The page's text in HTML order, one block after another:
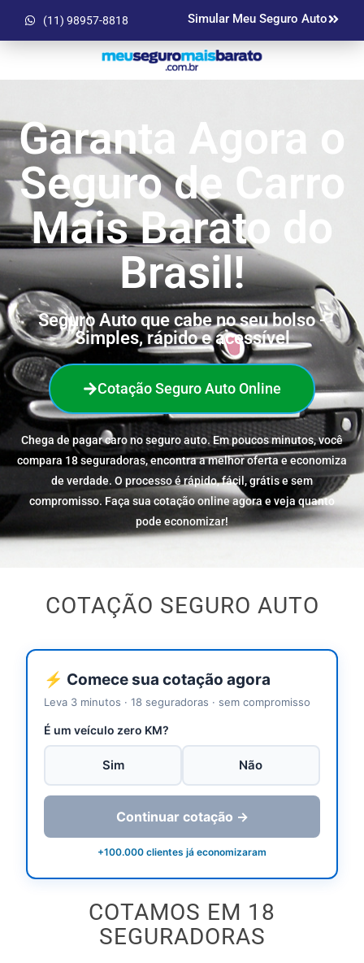
(11) 98957-8818 Simular Meu Seguro Auto
Garanta Agora o
Seguro de Carro
Mais Barato do
Brasil!
Seguro Auto que cabe no seu bolso -
Simples, rápido e acessível
Cotação Seguro Auto Online
Chega de pagar caro no seguro auto. Em poucos minutos, você
compara 18 seguradoras, encontra a melhor oferta e economiza
de verdade. O processo é rápido, fácil, grátis e sem
compromisso. Faça sua cotação online agora e veja quanto
pode economizar!
COTAÇÃO SEGURO AUTO
⚡ Comece sua cotação agora
Leva 3 minutos · 18 seguradoras · sem compromisso
É um veículo zero KM?
Sim Não
Continuar cotação →
+100.000 clientes já economizaram
COTAMOS EM 18
SEGURADORAS